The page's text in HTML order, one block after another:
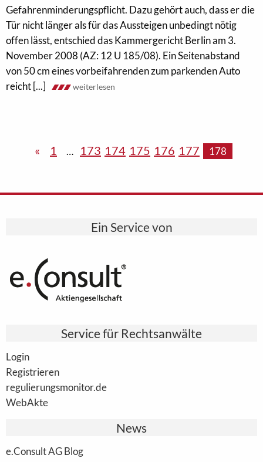
Gefahrenminderungspflicht. Dazu gehört auch, dass er die
Tür nicht länger als für das Aussteigen unbedingt nötig
offen lässt, entschied das Kammergericht Berlin am 3.
November 2008 (AZ: 12 U 185/08). Ein Seitenabstand
von 50 cm eines vorbeifahrenden zum parkenden Auto
reicht [...]
weiterlesen
« 1 … 173 174 175 176 177 178
Ein Service von
Service für Rechtsanwälte
Login
Registrieren
regulierungsmonitor.de
WebAkte
News
e.Consult AG Blog